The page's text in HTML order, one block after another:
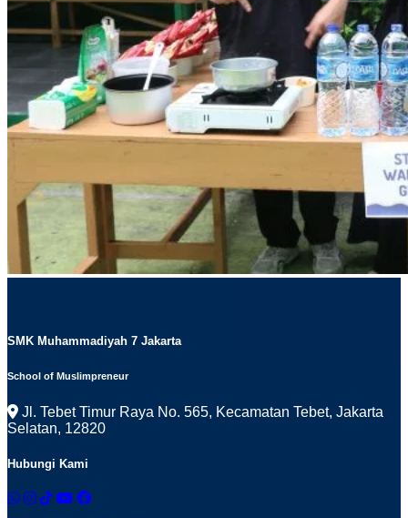
SMK Muhammadiyah 7 Jakarta
School of Muslimpreneur
Jl. Tebet Timur Raya No. 565, Kecamatan Tebet, Jakarta
Selatan, 12820
Hubungi Kami